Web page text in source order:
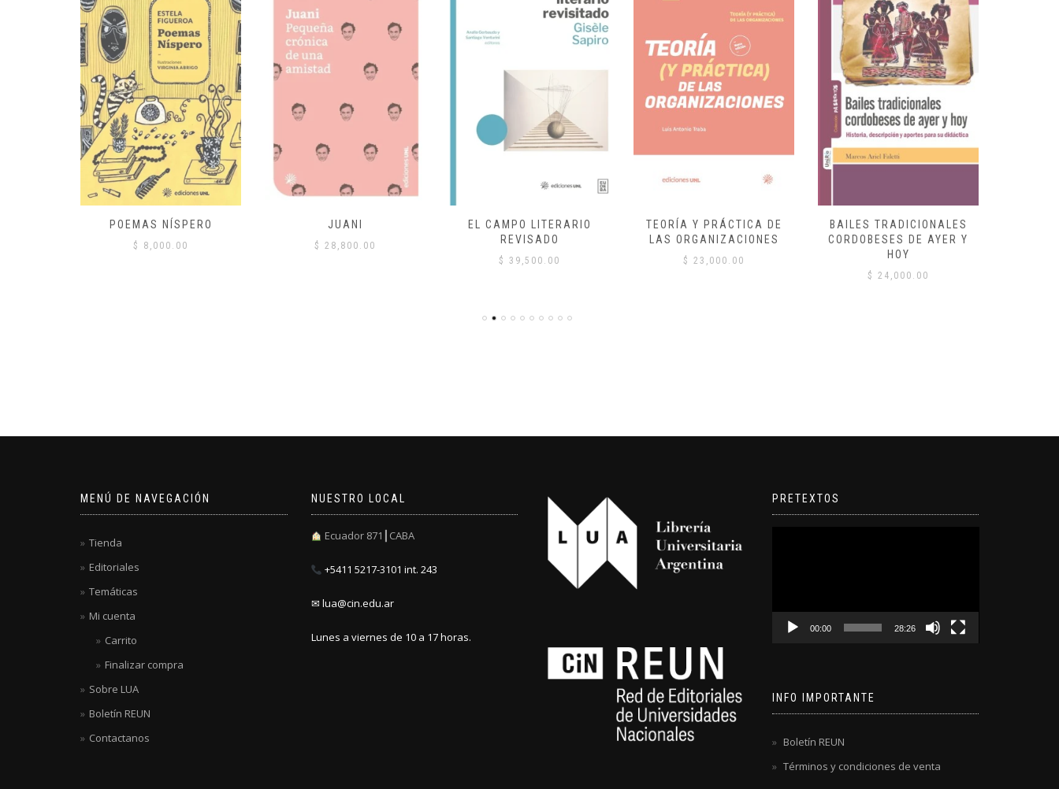
POEMAS NÍSPERO
$ 8,000.00
JUANI
$ 28,800.00
EL CAMPO LITERARIO
REVISADO
$ 39,500.00
TEORÍA Y PRÁCTICA DE
LAS ORGANIZACIONES
$ 23,000.00
BAILES TRADICIONALES
CORDOBESES DE AYER Y
HOY
$ 24,000.00
MENÚ DE NAVEGACIÓN
Tienda
Editoriales
Temáticas
Mi cuenta
Carrito
Finalizar compra
Sobre LUA
Boletín REUN
Contactanos
NUESTRO LOCAL
Ecuador 871┃CABA
+5411 5217-3101 int. 243
✉ lua@cin.edu.ar
Lunes a viernes de 10 a 17 horas.
PRETEXTOS
00:00 28:26
INFO IMPORTANTE
Boletín REUN
Términos y condiciones de venta